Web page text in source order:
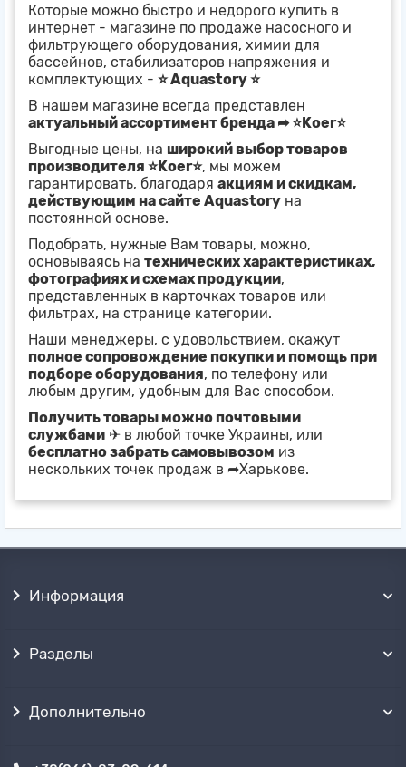
Которые можно быстро и недорого купить в
интернет - магазине по продаже насосного и
фильтрующего оборудования, химии для
бассейнов, стабилизаторов напряжения и
комплектующих - ⭐ Aquastory ⭐
В нашем магазине всегда представлен
актуальный ассортимент бренда ➦ ⭐Koer⭐
Выгодные цены, на широкий выбор товаров
производителя ⭐Koer⭐, мы можем
гарантировать, благодаря акциям и скидкам,
действующим на сайте Aquastory на
постоянной основе.
Подобрать, нужные Вам товары, можно,
основываясь на технических характеристиках,
фотографиях и схемах продукции,
представленных в карточках товаров или
фильтрах, на странице категории.
Наши менеджеры, с удовольствием, окажут
полное сопровождение покупки и помощь при
подборе оборудования, по телефону или
любым другим, удобным для Вас способом.
Получить товары можно почтовыми
службами ✈ в любой точке Украины, или
бесплатно забрать самовывозом из
нескольких точек продаж в ➦Харькове.
Информация
Разделы
Дополнительно